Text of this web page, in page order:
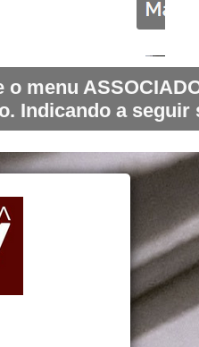
menu
Indicando a seguir